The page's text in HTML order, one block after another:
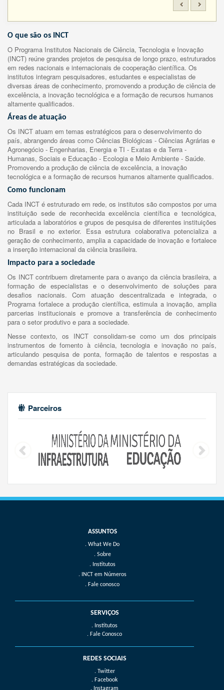
O que são os INCT
O Programa Institutos Nacionais de Ciência, Tecnologia e Inovação
(INCT) reúne grandes projetos de pesquisa de longo prazo, estruturados
em redes nacionais e internacionais de cooperação científica. Os
institutos integram pesquisadores, estudantes e especialistas de
diversas áreas de conhecimento, promovendo a produção de ciência de
excelência, a inovação tecnológica e a formação de recursos humanos
altamente qualificados.
Áreas de atuação
Os INCT atuam em temas estratégicos para o desenvolvimento do
país, abrangendo áreas como Ciências Biológicas - Ciências Agrárias e
Agronegócio - Engenharias, Energia e TI - Exatas e da Terra -
Humanas, Sociais e Educação - Ecologia e Meio Ambiente - Saúde.
Promovendo a produção de ciência de excelência, a inovação
tecnológica e a formação de recursos humanos altamente qualificados.
Como funcionam
Cada INCT é estruturado em rede, os institutos são compostos por uma
instituição sede de reconhecida excelência científica e tecnológica,
articulada a laboratórios e grupos de pesquisa de diferentes instituições
no Brasil e no exterior. Essa estrutura colaborativa potencializa a
geração de conhecimento, amplia a capacidade de inovação e fortalece
a inserção internacional da ciência brasileira.
Impacto para a sociedade
Os INCT contribuem diretamente para o avanço da ciência brasileira, a
formação de especialistas e o desenvolvimento de soluções para
desafios nacionais. Com atuação descentralizada e integrada, o
Programa fortalece a produção científica, estimula a inovação, amplia
parcerias institucionais e promove a transferência de conhecimento
para o setor produtivo e para a sociedade.
Nesse contexto, os INCT consolidam-se como um dos principais
instrumentos de fomento à ciência, tecnologia e inovação no país,
articulando pesquisa de ponta, formação de talentos e respostas a
demandas estratégicas da sociedade.
Parceiros
What We Do
Sobre
Institutos
INCT em Números
Fale conosco
SERVIÇOS
. Institutos
. Fale Conosco
REDES SOCIAIS
. Twitter
. Facebook
. Instagram